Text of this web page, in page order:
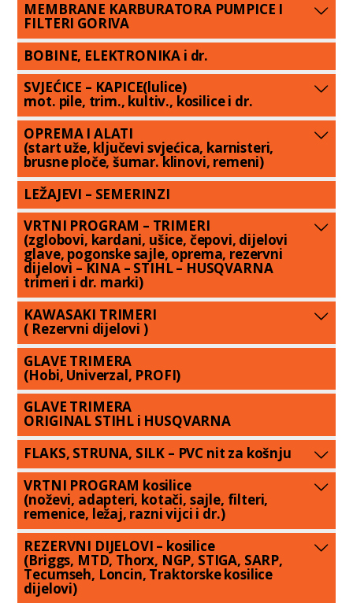
MEMBRANE KARBURATORA PUMPICE I
FILTERI GORIVA
BOBINE, ELEKTRONIKA i dr.
SVJEĆICE – KAPICE(lulice)
mot. pile, trim., kultiv., kosilice i dr.
OPREMA I ALATI
(start uže, ključevi svjećica, karnisteri,
brusne ploče, šumar. klinovi, remeni)
LEŽAJEVI – SEMERINZI
VRTNI PROGRAM – TRIMERI
(zglobovi, kardani, ušice, čepovi, dijelovi
glave, pogonske sajle, oprema, rezervni
dijelovi – KINA – STIHL – HUSQVARNA
trimeri i dr. marki)
KAWASAKI TRIMERI
( Rezervni dijelovi )
GLAVE TRIMERA
(Hobi, Univerzal, PROFI)
GLAVE TRIMERA
ORIGINAL STIHL i HUSQVARNA
FLAKS, STRUNA, SILK – PVC nit za košnju
VRTNI PROGRAM kosilice
(noževi, adapteri, kotači, sajle, filteri,
remenice, ležaj, razni vijci i dr.)
REZERVNI DIJELOVI – kosilice
(Briggs, MTD, Thorx, NGP, STIGA, SARP,
Tecumseh, Loncin, Traktorske kosilice
dijelovi)